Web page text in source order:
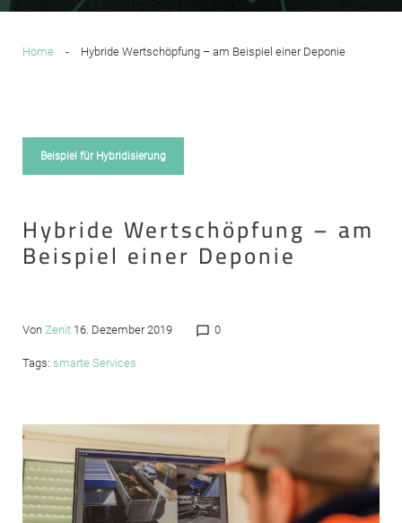
Home - Hybride Wertschöpfung – am Beispiel einer Deponie
Beispiel für Hybridisierung
Hybride Wertschöpfung – am
Beispiel einer Deponie
Von Zenit 16. Dezember 2019 chat_bubble_outline 0
Tags: smarte Services